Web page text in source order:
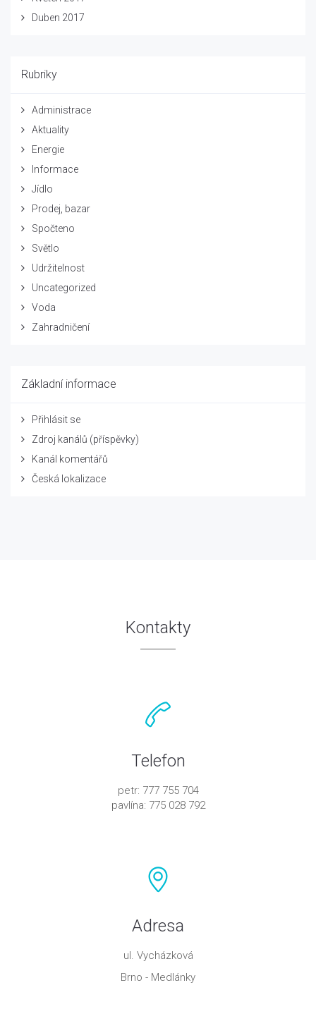
Duben 2017
Rubriky
Administrace
Aktuality
Energie
Informace
Jídlo
Prodej, bazar
Spočteno
Světlo
Udržitelnost
Uncategorized
Voda
Zahradničení
Základní informace
Přihlásit se
Zdroj kanálů (příspěvky)
Kanál komentářů
Česká lokalizace
Kontakty
Telefon
petr: 777 755 704
pavlína: 775 028 792
Adresa
ul. Vycházková
Brno - Medlánky